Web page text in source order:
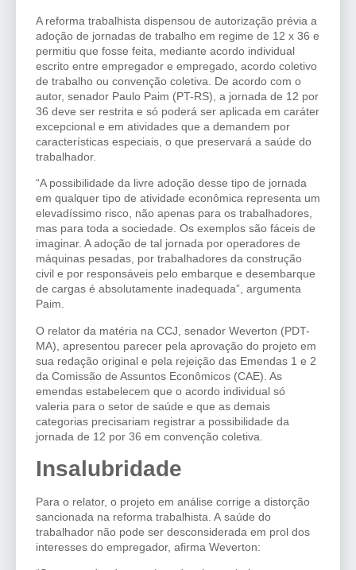
A reforma trabalhista dispensou de autorização prévia a
adoção de jornadas de trabalho em regime de 12 x 36 e
permitiu que fosse feita, mediante acordo individual
escrito entre empregador e empregado, acordo coletivo
de trabalho ou convenção coletiva. De acordo com o
autor, senador Paulo Paim (PT-RS), a jornada de 12 por
36 deve ser restrita e só poderá ser aplicada em caráter
excepcional e em atividades que a demandem por
características especiais, o que preservará a saúde do
trabalhador.
“A possibilidade da livre adoção desse tipo de jornada
em qualquer tipo de atividade econômica representa um
elevadíssimo risco, não apenas para os trabalhadores,
mas para toda a sociedade. Os exemplos são fáceis de
imaginar. A adoção de tal jornada por operadores de
máquinas pesadas, por trabalhadores da construção
civil e por responsáveis pelo embarque e desembarque
de cargas é absolutamente inadequada”, argumenta
Paim.
O relator da matéria na CCJ, senador Weverton (PDT-
MA), apresentou parecer pela aprovação do projeto em
sua redação original e pela rejeição das Emendas 1 e 2
da Comissão de Assuntos Econômicos (CAE). As
emendas estabelecem que o acordo individual só
valeria para o setor de saúde e que as demais
categorias precisariam registrar a possibilidade da
jornada de 12 por 36 em convenção coletiva.
Insalubridade
Para o relator, o projeto em análise corrige a distorção
sancionada na reforma trabalhista. A saúde do
trabalhador não pode ser desconsiderada em prol dos
interesses do empregador, afirma Weverton: